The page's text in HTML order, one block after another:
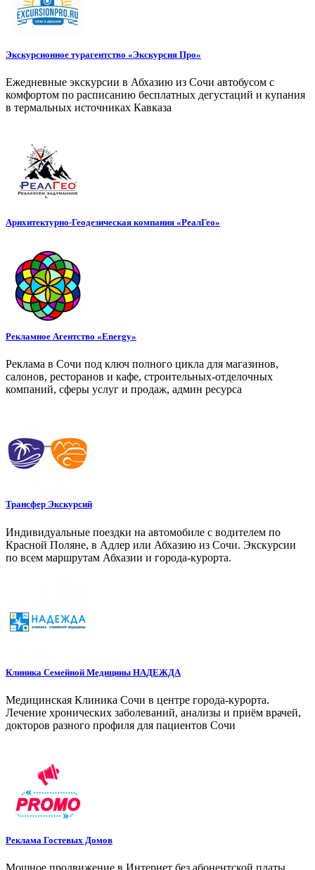
Экскурсионное турагентство «Экскурсия Про»
Ежедневные экскурсии в Абхазию из Сочи автобусом с
комфортом по расписанию бесплатных дегустаций и купания
в термальных источниках Кавказа
Арихитектурно-Геодезическая компания «РеалГео»
Рекламное Агентство «Energy»
Реклама в Сочи под ключ полного цикла для магазинов,
салонов, ресторанов и кафе, строительных-отделочных
компаний, сферы услуг и продаж, админ ресурса
Трансфер Экскурсий
Индивидуальные поездки на автомобиле с водителем по
Красной Поляне, в Адлер или Абхазию из Сочи. Экскурсии
по всем маршрутам Абхазии и города-курорта.
Клиника Семейной Медицины НАДЕЖДА
Медицинская Клиника Сочи в центре города-курорта.
Лечение хронических заболеваний, анализы и приём врачей,
докторов разного профиля для пациентов Сочи
Реклама Гостевых Домов